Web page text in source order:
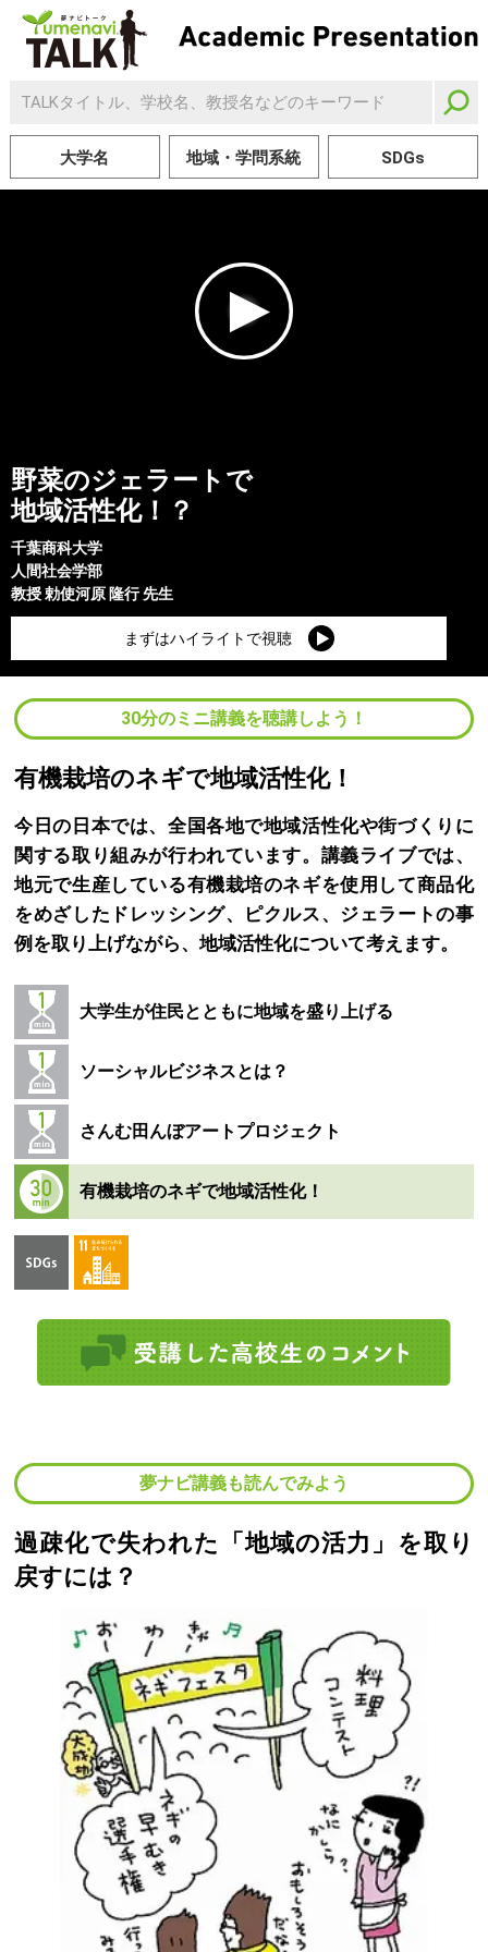
大学名 地域・学問系統 SDGs
野菜のジェラートで
地域活性化！？
千葉商科大学
人間社会学部
教授勅使河原 隆行先生
まずはハイライトで視聴
30分のミニ講義を聴講しよう！
有機栽培のネギで地域活性化！
今日の日本では、全国各地で地域活性化や街づくりに
関する取り組みが行われています。講義ライブでは、
地元で生産している有機栽培のネギを使用して商品化
をめざしたドレッシング、ピクルス、ジェラートの事
例を取り上げながら、地域活性化について考えます。
大学生が住民とともに地域を盛り上げる
ソーシャルビジネスとは？
さんむ田んぼアートプロジェクト
有機栽培のネギで地域活性化！
夢ナビ講義も読んでみよう
過疎化で失われた「地域の活力」を取り
戻すには？